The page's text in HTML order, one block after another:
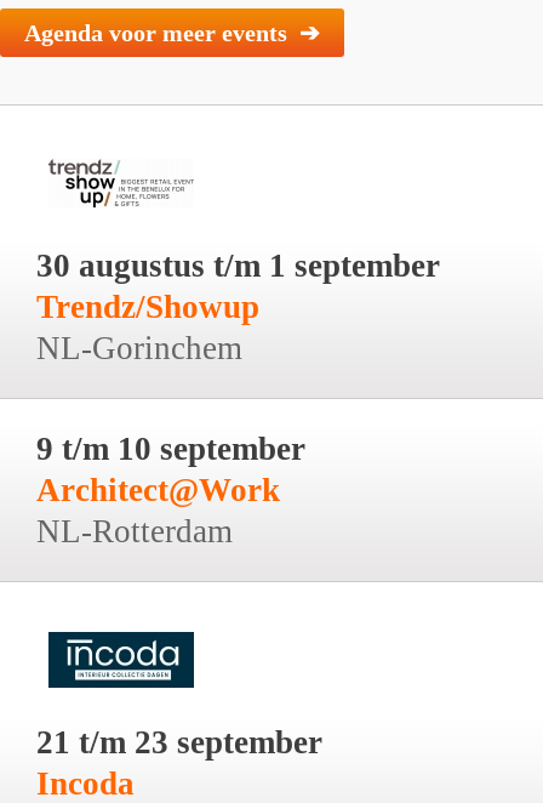
Agenda voor meer events ➔
30 augustus t/m 1 september
Trendz/Showup
NL-Gorinchem
9 t/m 10 september
Architect@Work
NL-Rotterdam
21 t/m 23 september
Incoda